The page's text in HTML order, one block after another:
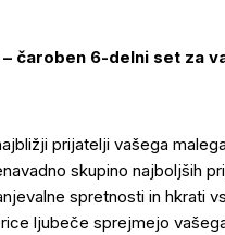
čaroben 6-delni set za
prijatelji vašega
skupino najboljših
spretnosti in hkrati
ljubeče sprejmejo